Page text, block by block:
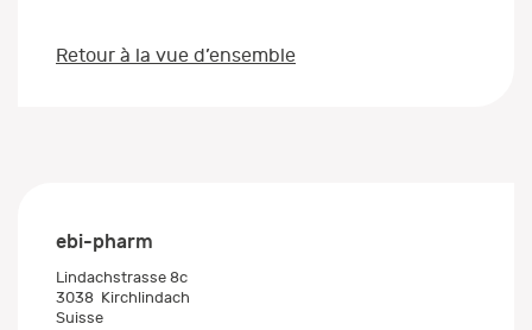
Retour à la vue d’ensemble
ebi-pharm
Lindachstrasse 8c
3038 Kirchlindach
Suisse